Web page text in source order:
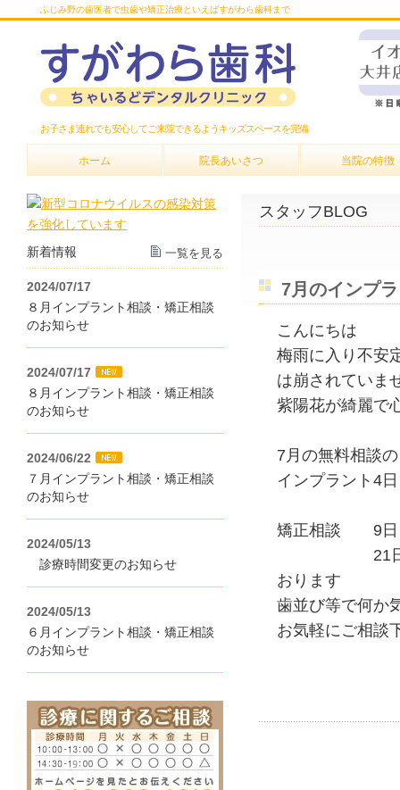
ふじみ野の歯医者で虫歯や矯正治療といえばすがわら歯科まで
お子さま連れでも安心してご来院できるようキッズスペースを完備
ホーム 院長あいさつ 当院の特徴
スタッフBLOG
7月のインプ
こんにちは
梅雨に入り不安
は崩されていま
紫陽花が綺麗で
7月の無料相談
インプラント4
矯正相談 9日
21日（水
おります
歯並び等で何か
お気軽にご相談
新着情報 一覧を見る
2024/07/17
８月インプラント相談・矯正相談
のお知らせ
2024/07/17
８月インプラント相談・矯正相談
のお知らせ
2024/06/22
７月インプラント相談・矯正相談
のお知らせ
2024/05/13
診療時間変更のお知らせ
2024/05/13
６月インプラント相談・矯正相談
のお知らせ